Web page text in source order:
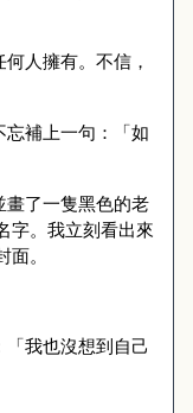
人擁有。不信，
補上一句：「如
了一隻黑色的老
字。我立刻看出來
。
「我也沒想到自己